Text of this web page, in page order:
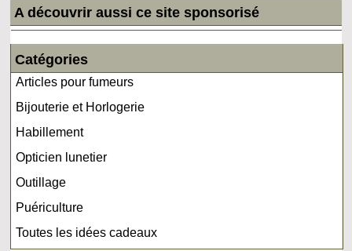
A découvrir aussi ce site sponsorisé
Catégories
Articles pour fumeurs
Bijouterie et Horlogerie
Habillement
Opticien lunetier
Outillage
Puériculture
Toutes les idées cadeaux